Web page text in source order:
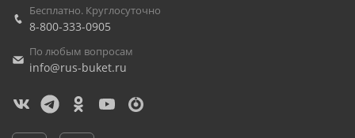
Бесплатно. Круглосуточно
8-800-333-0905
По любым вопросам
info@rus-buket.ru